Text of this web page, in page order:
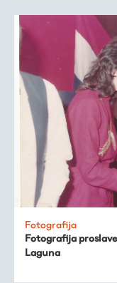
Fotografija
Fotografija
Laguna